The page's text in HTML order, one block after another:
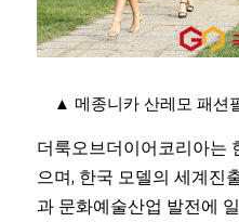
▲ 메종니카 산레모 패션
더룩오브더이어코리아는
으며, 한국 모델의 세계진
과 문화예술산업 발전에